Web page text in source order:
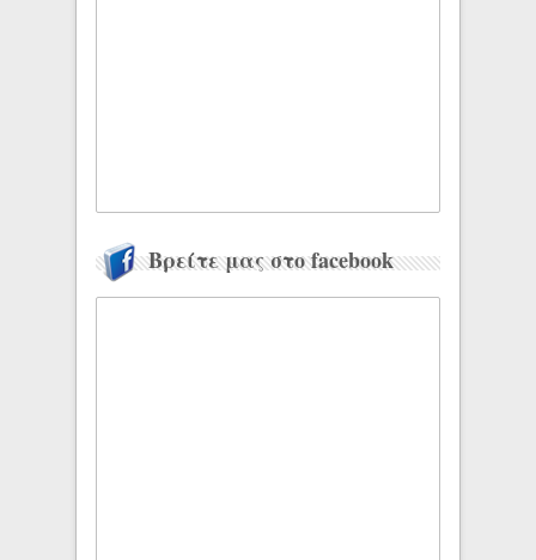
Βρείτε μας στο facebook